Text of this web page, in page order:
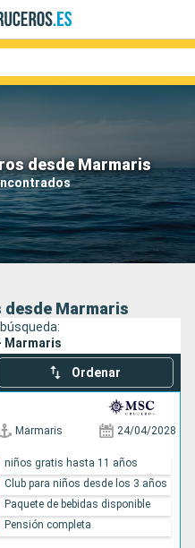
desde Marmaris
Compañías
desde Marmaris
Marmaris
Ordenar
Marmaris 24/04/2028
niños gratis hasta 11 años
Club para niños desde los 3 años
Paquete de bebidas disponible
Pensión completa